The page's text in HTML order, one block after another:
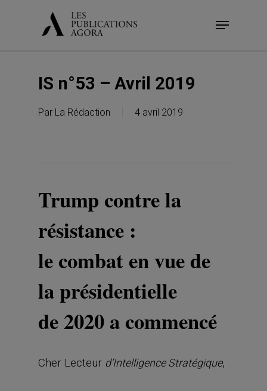
Menu
IS n°53 – Avril 2019
Par La Rédaction 4 avril 2019
Trump contre la
résistance :
le combat en vue de
la présidentielle
de 2020 a commencé
Cher Lecteur d’Intelligence Stratégique,